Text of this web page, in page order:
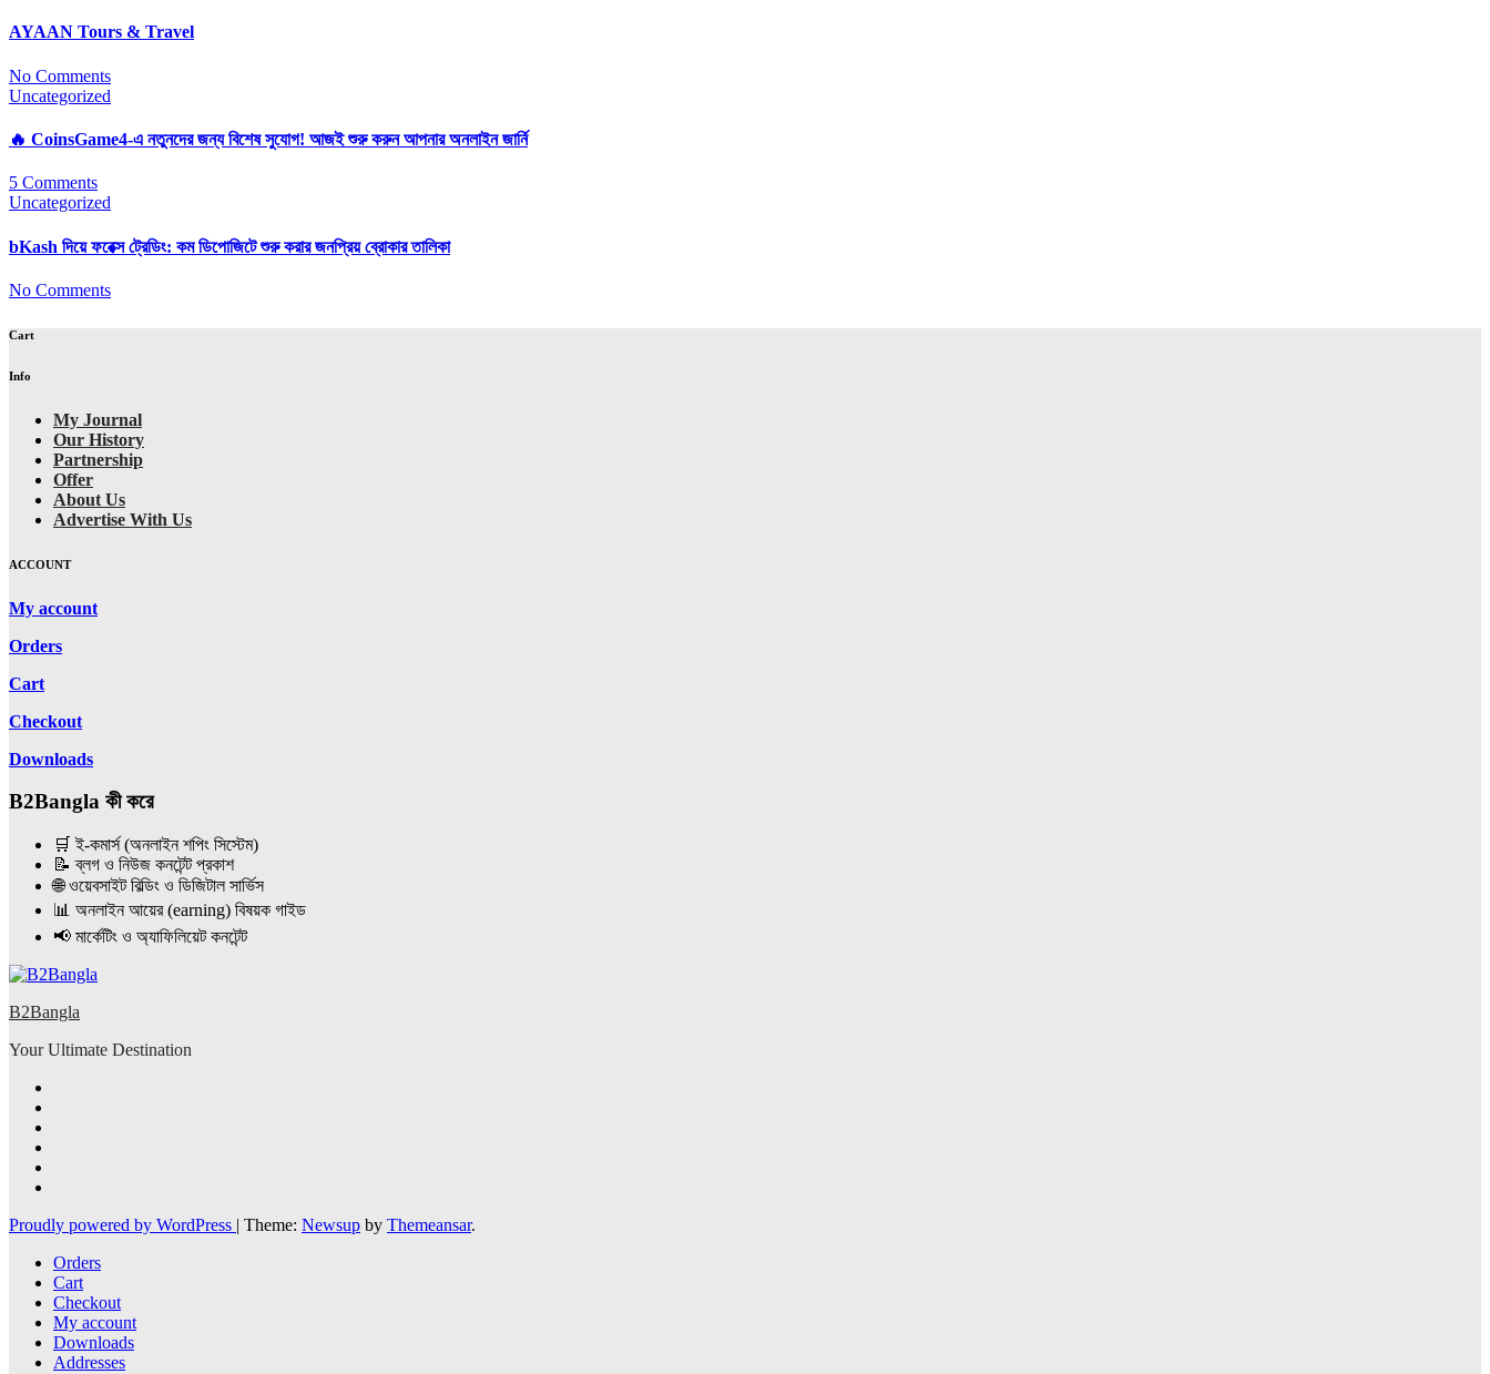
AYAAN Tours & Travel
No Comments
Uncategorized
🔥 CoinsGame4-এ নতুনদের জন্য বিশেষ সুযোগ! আজই শুরু করুন আপনার অনলাইন জার্নি
5 Comments
Uncategorized
bKash দিয়ে ফরেক্স ট্রেডিং: কম ডিপোজিটে শুরু করার জনপ্রিয় ব্রোকার তালিকা
No Comments
Cart
Info
My Journal
Our History
Partnership
Offer
About Us
Advertise With Us
ACCOUNT
My account
Orders
Cart
Checkout
Downloads
B2Bangla কী করে
🛒 ই-কমার্স (অনলাইন শপিং সিস্টেম)
📝 ব্লগ ও নিউজ কনটেন্ট প্রকাশ
🌐 ওয়েবসাইট বিল্ডিং ও ডিজিটাল সার্ভিস
📊 অনলাইন আয়ের (earning) বিষয়ক গাইড
📢 মার্কেটিং ও অ্যাফিলিয়েট কনটেন্ট
B2Bangla
Your Ultimate Destination
Proudly powered by WordPress | Theme: Newsup by Themeansar.
Orders
Cart
Checkout
My account
Downloads
Addresses